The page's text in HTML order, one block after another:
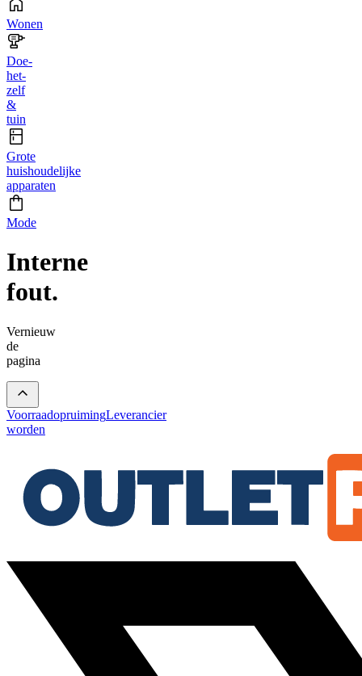
Wonen
Doe-
het-
zelf
&
tuin
Grote
huishoudelijke
apparaten
Mode
Interne
fout.
Vernieuw
de
pagina
VoorraadopruimingLeverancier
worden